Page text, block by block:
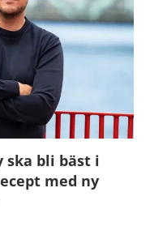
ska bli bäst i
med ny